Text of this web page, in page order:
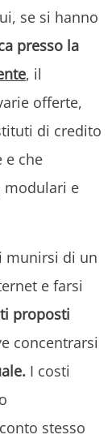
se si hanno
presso la
, il
offerte,
di credito
e che
modulari e
munirsi di un
e farsi
proposti
concentrarsi
I costi
stesso